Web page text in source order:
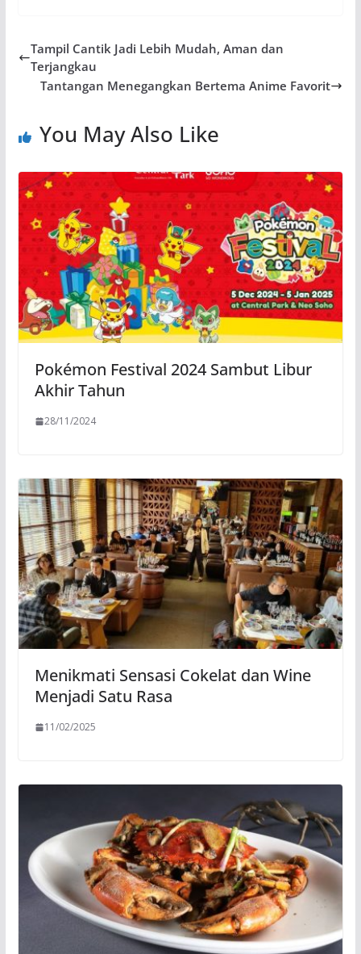
Tampil Cantik Jadi Lebih Mudah, Aman dan
Terjangkau
Tantangan Menegangkan Bertema Anime Favorit
You May Also Like
Pokémon Festival 2024 Sambut Libur
Akhir Tahun
28/11/2024
Menikmati Sensasi Cokelat dan Wine
Menjadi Satu Rasa
11/02/2025